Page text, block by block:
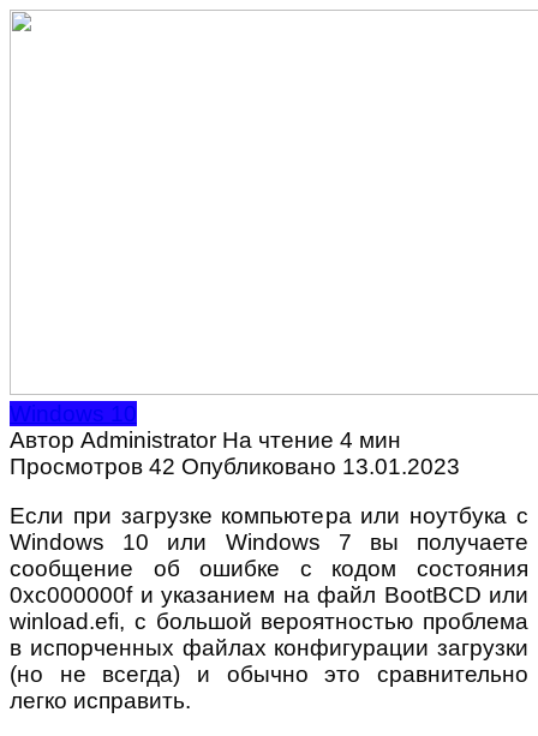
Windows 10
Автор Administrator На чтение 4 мин
Просмотров 42 Опубликовано 13.01.2023
Если при загрузке компьютера или ноутбука с
Windows 10 или Windows 7 вы получаете
сообщение об ошибке с кодом состояния
0xc000000f и указанием на файл BootBCD или
winload.efi, с большой вероятностью проблема
в испорченных файлах конфигурации загрузки
(но не всегда) и обычно это сравнительно
легко исправить.